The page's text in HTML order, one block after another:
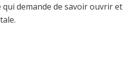
qui demande de savoir ouvrir et